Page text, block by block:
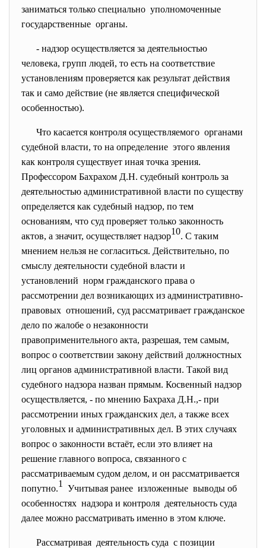
заниматься только специально уполномоченные
государственные органы.
- надзор осуществляется за деятельностью
человека, групп людей, то есть на соответствие
установлениям проверяется как результат действия
так и само действие (не является специфической
особенностью).
Что касается контроля осуществляемого органами
судебной власти, то на определение этого явления
как контроля существует иная точка зрения.
Профессором Бахрахом Д.Н. судебный контроль за
деятельностью административной власти по существу
определяется как судебный надзор, по тем
основаниям, что суд проверяет только законность
актов, а значит, осуществляет надзор10. С таким
мнением нельзя не согласиться. Действительно, по
смыслу деятельности судебной власти и
установлений норм гражданского права о
рассмотрении дел возникающих из административно-
правовых отношений, суд рассматривает гражданское
дело по жалобе о незаконности
правоприменительного акта, разрешая, тем самым,
вопрос о соответствии закону действий должностных
лиц органов административной власти. Такой вид
судебного надзора назван прямым. Косвенный надзор
осуществляется, - по мнению Бахраха Д.Н.,- при
рассмотрении иных гражданских дел, а также всех
уголовных и административных дел. В этих случаях
вопрос о законности встаёт, если это влияет на
решение главного вопроса, связанного с
рассматриваемым судом делом, и он рассматривается
попутно.1
Учитывая ранее изложенные выводы об
особенностях надзора и контроля деятельность суда
далее можно рассматривать именно в этом ключе.
Рассматривая деятельность суда с позиции